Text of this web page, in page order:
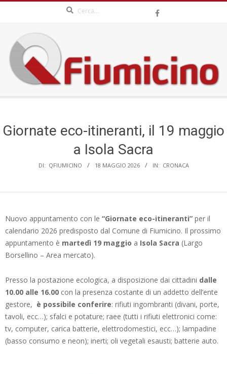
content
QFIUMICINO.COM
Menu
Giornate eco-itineranti, il 19 maggio
a Isola Sacra
DI: QFIUMICINO 18 MAGGIO 2026 IN: CRONACA
Nuovo appuntamento con le “Giornate eco-itineranti” per il
calendario 2026 predisposto dal Comune di Fiumicino. Il prossimo
appuntamento è martedì 19 maggio a Isola Sacra (Largo
Borsellino – Area mercato).
Presso la postazione ecologica, a disposizione dai cittadini dalle
10.00 alle 16.00 con la presenza costante di un addetto dell’ente
gestore, è possibile conferire: rifiuti ingombranti (divani, porte,
tavoli, ecc…); sfalci e potature; raee (tutti i rifiuti elettronici come:
tv, computer, carica batterie, elettrodomestici, ecc…); lampadine
(basso consumo e neon); inerti; oli vegetali esausti; batterie auto.